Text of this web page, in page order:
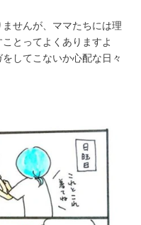
せんが、ママたちには理
とってよくありますよ
してこないか心配な日々